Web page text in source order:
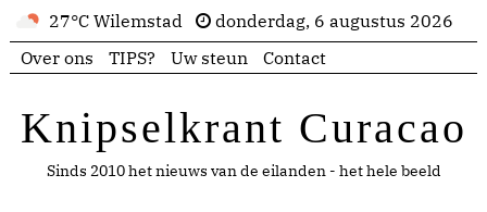
27°C Wilemstad
donderdag, 6 augustus 2026
Over ons
TIPS? Uw steun Contact
Knipselkrant Curacao
Sinds 2010 het nieuws van de eilanden - het hele beeld